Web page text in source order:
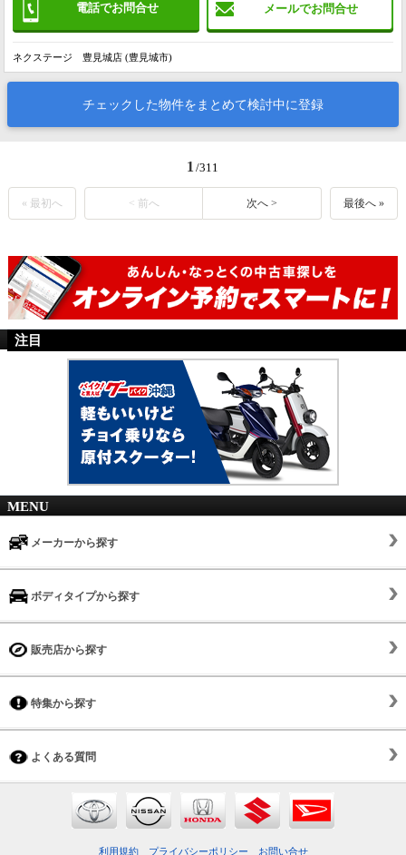
電話でお問合せ メールでお問合せ
ネクステージ 豊見城店 (豊見城市)
チェックした物件をまとめて検討中に登録
1 /311
« 最初へ < 前へ 次へ > 最後へ »
注目
MENU
メーカーから探す
ボディタイプから探す
販売店から探す
特集から探す
よくある質問
利用規約 プライバシーポリシー お問い合せ